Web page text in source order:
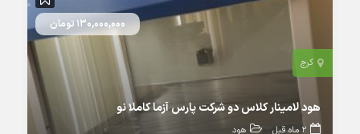
کرج
130,000,000 تومان
هود لامینار کلاس دو شرکت پارس آزما کاملا نو
2 ماه قبل هود